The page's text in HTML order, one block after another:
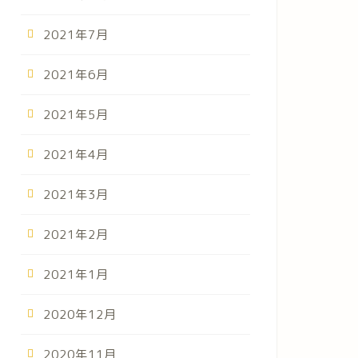
2021年7月
2021年6月
2021年5月
2021年4月
2021年3月
2021年2月
2021年1月
2020年12月
2020年11月